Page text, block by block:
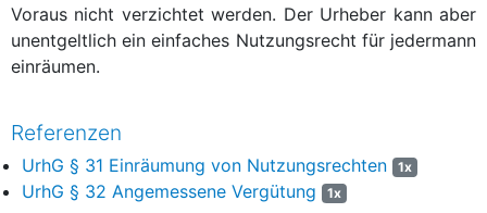
Voraus nicht verzichtet werden. Der Urheber kann aber
unentgeltlich ein einfaches Nutzungsrecht für jedermann
einräumen.
Referenzen
UrhG § 31 Einräumung von Nutzungsrechten 1x
UrhG § 32 Angemessene Vergütung 1x